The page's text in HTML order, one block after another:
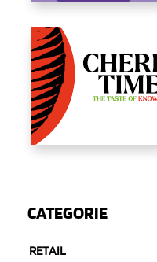
CATEGORIE
RETAIL